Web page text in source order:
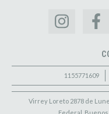
1155771609
Virrey Loreto 2878 de